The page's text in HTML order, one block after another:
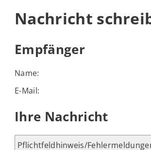
Nachricht
Empfänger
Name:
E-Mail:
Ihre Nachricht